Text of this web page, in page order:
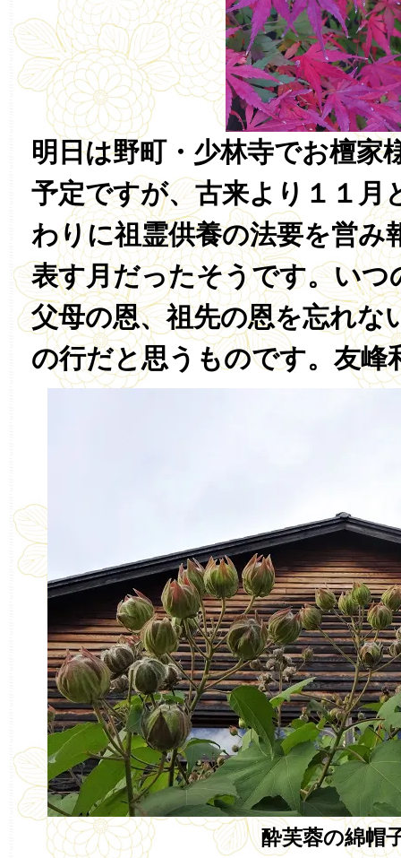
明日は野町・少林寺でお檀家
予定ですが、古来より１１月
わりに祖霊供養の法要を営み
表す月だったそうです。いつ
父母の恩、祖先の恩を忘れな
の行だと思うものです。友峰
酔芙蓉の綿帽